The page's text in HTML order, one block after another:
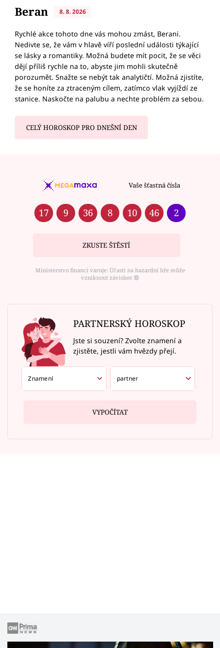
Beran 8. 8. 2026
Rychlé akce tohoto dne vás mohou zmást, Berani.
Nedivte se, že vám v hlavě víří poslední události týkající
se lásky a romantiky. Možná budete mít pocit, že se věci
dějí příliš rychle na to, abyste jim mohli skutečně
porozumět. Snažte se nebýt tak analytičtí. Možná zjistíte,
že se honíte za ztraceným cílem, zatímco vlak vyjíždí ze
stanice. Naskočte na palubu a nechte problém za sebou.
CELÝ HOROSKOP PRO DNEŠNÍ DEN
Vaše šťastná čísla
17 9 36 8 10 46 2
ZKUSTE ŠTĚSTÍ
Ministerstvo financí varuje: Účastí na hazardní hře může
vzniknout závislost ⑱
PARTNERSKÝ HOROSKOP
Jste si souzení? Zvolte znamení a
zjistěte, jestli vám hvězdy přejí.
VYPOČÍTAT